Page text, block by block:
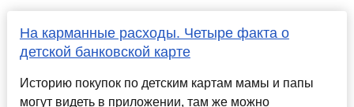
На карманные расходы. Четыре факта о
детской банковской карте
Историю покупок по детским картам мамы и папы
могут видеть в приложении, там же можно